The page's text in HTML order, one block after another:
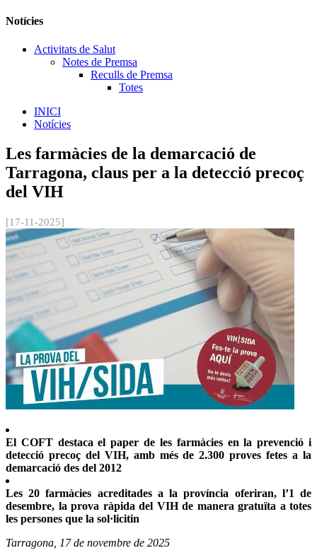
Notícies
Activitats de Salut
Notes de Premsa
Reculls de Premsa
Totes
INICI
Notícies
Les farmàcies de la demarcació de
Tarragona, claus per a la detecció precoç
del VIH
[17-11-2025]
El COFT destaca el paper de les farmàcies en la prevenció i
detecció precoç del VIH, amb més de 2.300 proves fetes a la
demarcació des del 2012
Les 20 farmàcies acreditades a la província oferiran, l’1 de
desembre, la prova ràpida del VIH de manera gratuïta a totes
les persones que la sol·licitin
Tarragona, 17 de novembre de 2025